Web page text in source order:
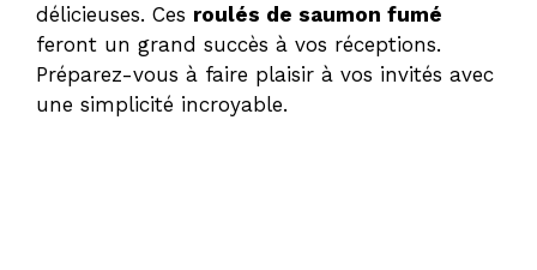
délicieuses. Ces roulés de saumon fumé
feront un grand succès à vos réceptions.
Préparez-vous à faire plaisir à vos invités avec
une simplicité incroyable.